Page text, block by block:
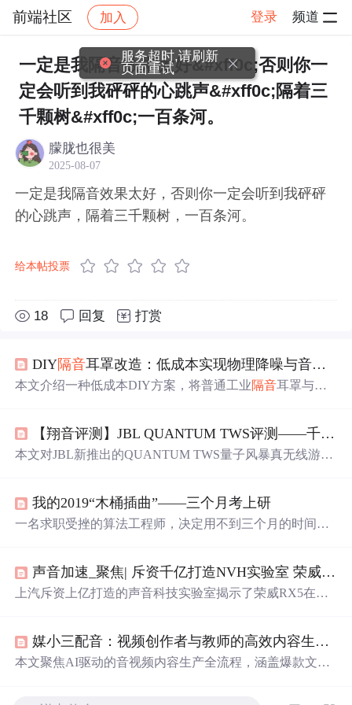
前端社区 加入 登录 频道
社区 前端社区 感慨 帖子详情
一定是我隔音效果太好&#xff0c;否则你一
定会听到我砰砰的心跳声&#xff0c;隔着三
千颗树&#xff0c;一百条河。
朦胧也很美
2025-08-07
一定是我隔音效果太好，否则你一定会听到我砰砰
的心跳声，隔着三千颗树，一百条河。
给本帖投票
18 回复 打赏
DIY隔音耳罩改造：低成本实现物理降噪与音频播放融合方案
本文介绍一种低成本DIY方案，将普通工业隔音耳罩与废
学利用、扬声器精准定位、双面泡棉胶微调及鞋胶声学密
封。强调NRR隔音值匹配、阻抗兼容性（16–32Ω）、线槽
【翔音评测】JBL QUANTUM TWS评测——千元双模游戏降噪耳机先行者
本文对JBL新推出的QUANTUM TWS量子风暴真无线游戏
能降噪技术。不过，它也存在一些问题，如操作有误触可
能、充电指示灯无法准确显示电量等。
我的2019“木桶插曲”——三个月考上研
一名求职受挫的算法工程师，决定用不到三个月的时间备
大学人工智能专业录取。
声音加速_聚焦| 斥资千亿打造NVH实验室 荣威RX5玩起了声音的主意
上汽斥资上亿打造的声音科技实验室揭示了荣威RX5在声
试验室、四轮转鼓半消声试验室等，确保车辆在满足噪声
法规的同时，提供优秀的车内声音品质。密封试验显示，
媒小三配音：视频创作者与教师的高效内容生产指南
本文聚焦AI驱动的音视频内容生产全流程，涵盖爆款文案
服务超时,请刷新
页面重试